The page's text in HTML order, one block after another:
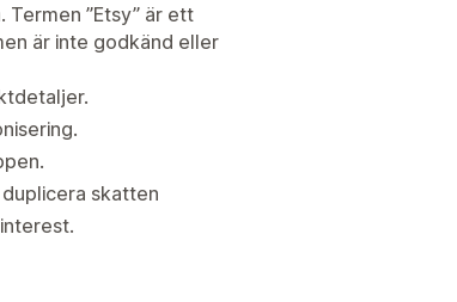
”Etsy” är ett
är inte godkänd eller
skatten